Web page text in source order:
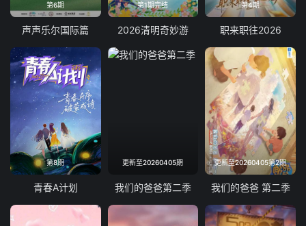
第6期
声声乐尔国际篇
第1期完结
2026清明奇妙游
第4期
职来职往2026
第8期
青春A计划
更新至20260405期
我们的爸爸第二季
更新至20260405第2期
我们的爸爸 第二季